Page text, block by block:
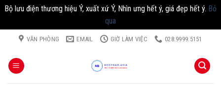
Bộ lưu điện thương hiệu Ý, xuất xứ Ý, Nhìn ưng hết ý, giá đẹp hết ý. Bỏ
qua
Chuyển
dung
VĂN PHÒNG EMAIL GIỜ LÀM VIỆC 028.9999.5151